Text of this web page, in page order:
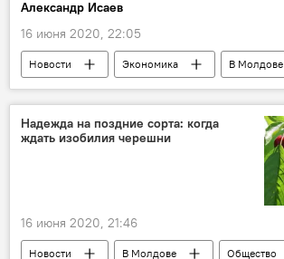
Александр Исаев
16 июня 2020, 22:05
Новости Экономика
В Молдове
курс валют
Надежда на поздние сорта: когда
ждать изобилия черешни
16 июня 2020, 21:46
Новости В Молдове
Общество